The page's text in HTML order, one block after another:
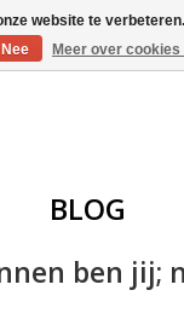
en voordelig.
BLOG
ben jij;
website te
Nee
Meer over cookies